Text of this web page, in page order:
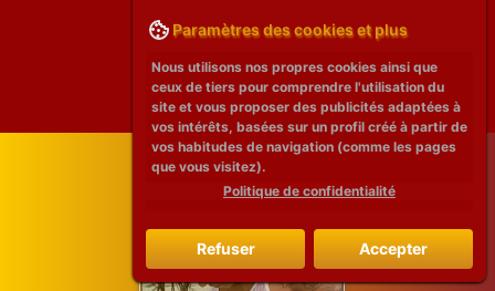
Paramètres des cookies et plus
Nous utilisons nos propres cookies ainsi que
ceux de tiers pour comprendre l'utilisation du
site et vous proposer des publicités adaptées à
vos intérêts, basées sur un profil créé à partir de
vos habitudes de navigation (comme les pages
que vous visitez).
Politique de confidentialité
Refuser Accepter